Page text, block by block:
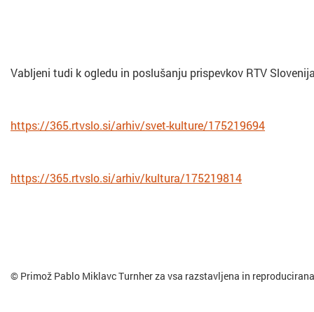
Vabljeni tudi k ogledu in poslušanju prispevkov RTV
https://365.rtvslo.si/arhiv/svet-kulture/175219694
https://365.rtvslo.si/arhiv/kultura/175219814
© Primož Pablo Miklavc Turnher za vsa razstavljena in